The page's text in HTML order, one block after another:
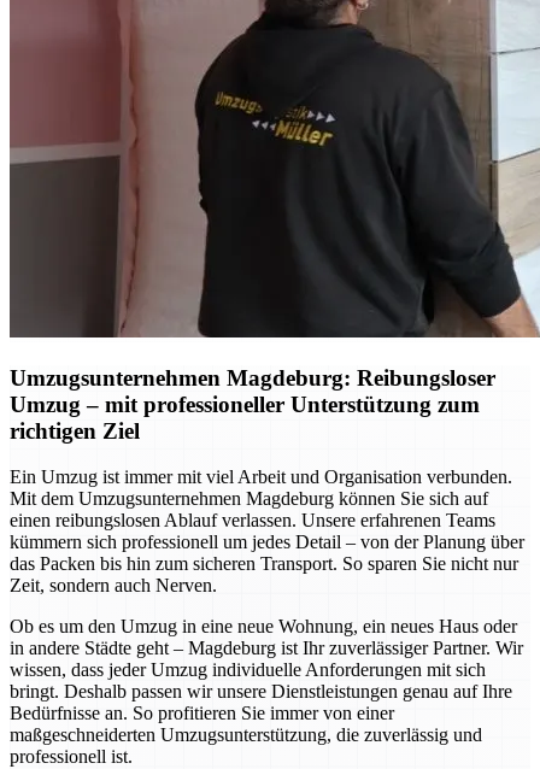
Umzugsunternehmen Magdeburg: Reibungsloser
Umzug – mit professioneller Unterstützung zum
richtigen Ziel
Ein Umzug ist immer mit viel Arbeit und Organisation verbunden.
Mit dem Umzugsunternehmen Magdeburg können Sie sich auf
einen reibungslosen Ablauf verlassen. Unsere erfahrenen Teams
kümmern sich professionell um jedes Detail – von der Planung über
das Packen bis hin zum sicheren Transport. So sparen Sie nicht nur
Zeit, sondern auch Nerven.
Ob es um den Umzug in eine neue Wohnung, ein neues Haus oder
in andere Städte geht – Magdeburg ist Ihr zuverlässiger Partner. Wir
wissen, dass jeder Umzug individuelle Anforderungen mit sich
bringt. Deshalb passen wir unsere Dienstleistungen genau auf Ihre
Bedürfnisse an. So profitieren Sie immer von einer
maßgeschneiderten Umzugsunterstützung, die zuverlässig und
professionell ist.